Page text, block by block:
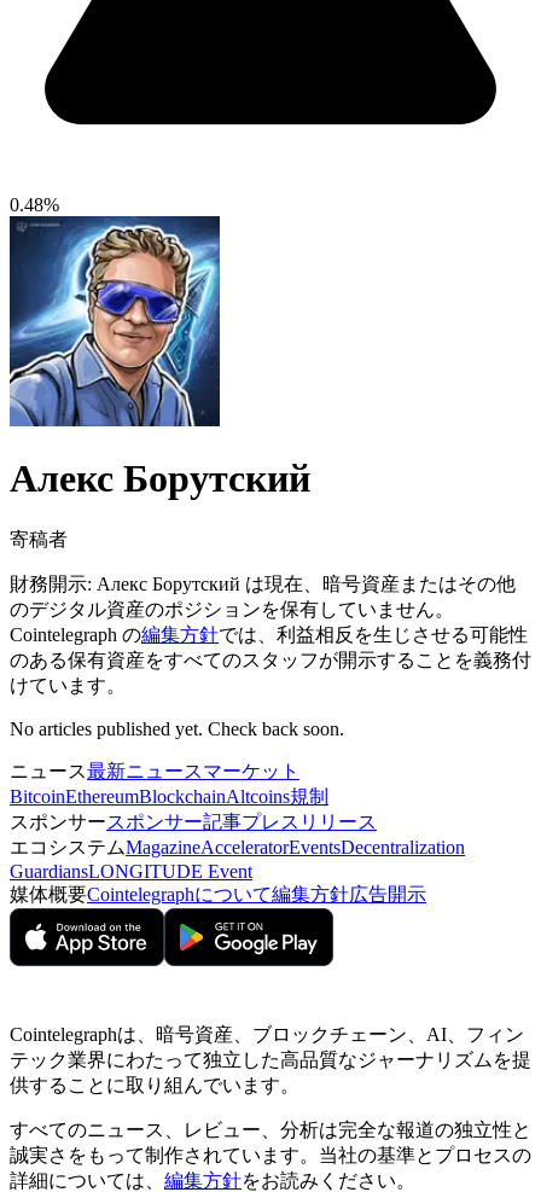
0.48%
Алекс Борутский
寄稿者
財務開示: Алекс Борутский は現在、暗号資産またはその他
のデジタル資産のポジションを保有していません。
Cointelegraph の編集方針では、利益相反を生じさせる可能性
のある保有資産をすべてのスタッフが開示することを義務付
けています。
No articles published yet. Check back soon.
ニュース最新ニュースマーケット
BitcoinEthereumBlockchainAltcoins規制
スポンサースポンサー記事プレスリリース
エコシステムMagazineAcceleratorEventsDecentralization
GuardiansLONGITUDE Event
媒体概要Cointelegraphについて編集方針広告開示
Cointelegraphは、暗号資産、ブロックチェーン、AI、フィン
テック業界にわたって独立した高品質なジャーナリズムを提
供することに取り組んでいます。
すべてのニュース、レビュー、分析は完全な報道の独立性と
誠実さをもって制作されています。当社の基準とプロセスの
詳細については、 編集方針をお読みください。